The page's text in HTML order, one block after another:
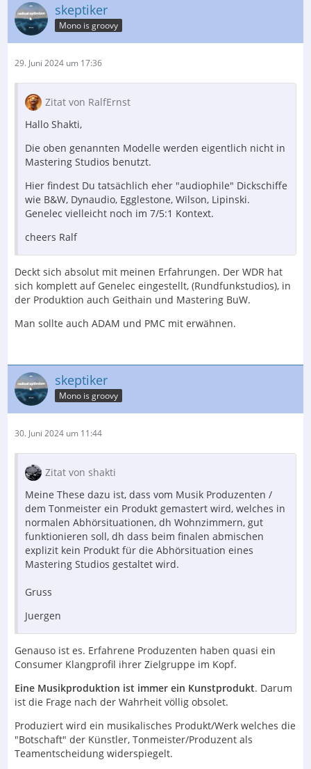
skeptiker
Mono is groovy
29. Juni 2024 um 17:36
Zitat von RalfErnst
Hallo Shakti,
Die oben genannten Modelle werden eigentlich nicht in
Mastering Studios benutzt.
Hier findest Du tatsächlich eher "audiophile" Dickschiffe
wie B&W, Dynaudio, Egglestone, Wilson, Lipinski.
Genelec vielleicht noch im 7/5:1 Kontext.
cheers Ralf
Deckt sich absolut mit meinen Erfahrungen. Der WDR hat
sich komplett auf Genelec eingestellt, (Rundfunkstudios), in
der Produktion auch Geithain und Mastering BuW.
Man sollte auch ADAM und PMC mit erwähnen.
skeptiker
Mono is groovy
30. Juni 2024 um 11:44
Zitat von shakti
Meine These dazu ist, dass vom Musik Produzenten /
dem Tonmeister ein Produkt gemastert wird, welches in
normalen Abhörsituationen, dh Wohnzimmern, gut
funktionieren soll, dh dass beim finalen abmischen
explizit kein Produkt für die Abhörsituation eines
Mastering Studios gestaltet wird.
Gruss
Juergen
Genauso ist es. Erfahrene Produzenten haben quasi ein
Consumer Klangprofil ihrer Zielgruppe im Kopf.
Eine Musikproduktion ist immer ein Kunstprodukt. Darum
ist die Frage nach der Wahrheit völlig obsolet.
Produziert wird ein musikalisches Produkt/Werk welches die
"Botschaft" der Künstler, Tonmeister/Produzent als
Teamentscheidung widerspiegelt.